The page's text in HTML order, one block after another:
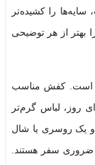
را کشیده‌تر
از هر توضیحی
است. کفش مناسب
روز، لباس گرم‌تر
و یک روسری یا شال
سفر هستند.